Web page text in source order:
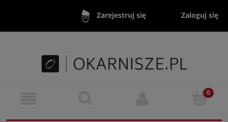
Zarejestruj się Zaloguj się